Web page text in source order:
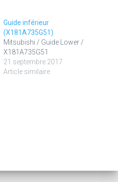
Guide inférieur
(X181A735G51)
Mitsubishi / Guide Lower /
X181A735G51
21 septembre 2017
Article similaire